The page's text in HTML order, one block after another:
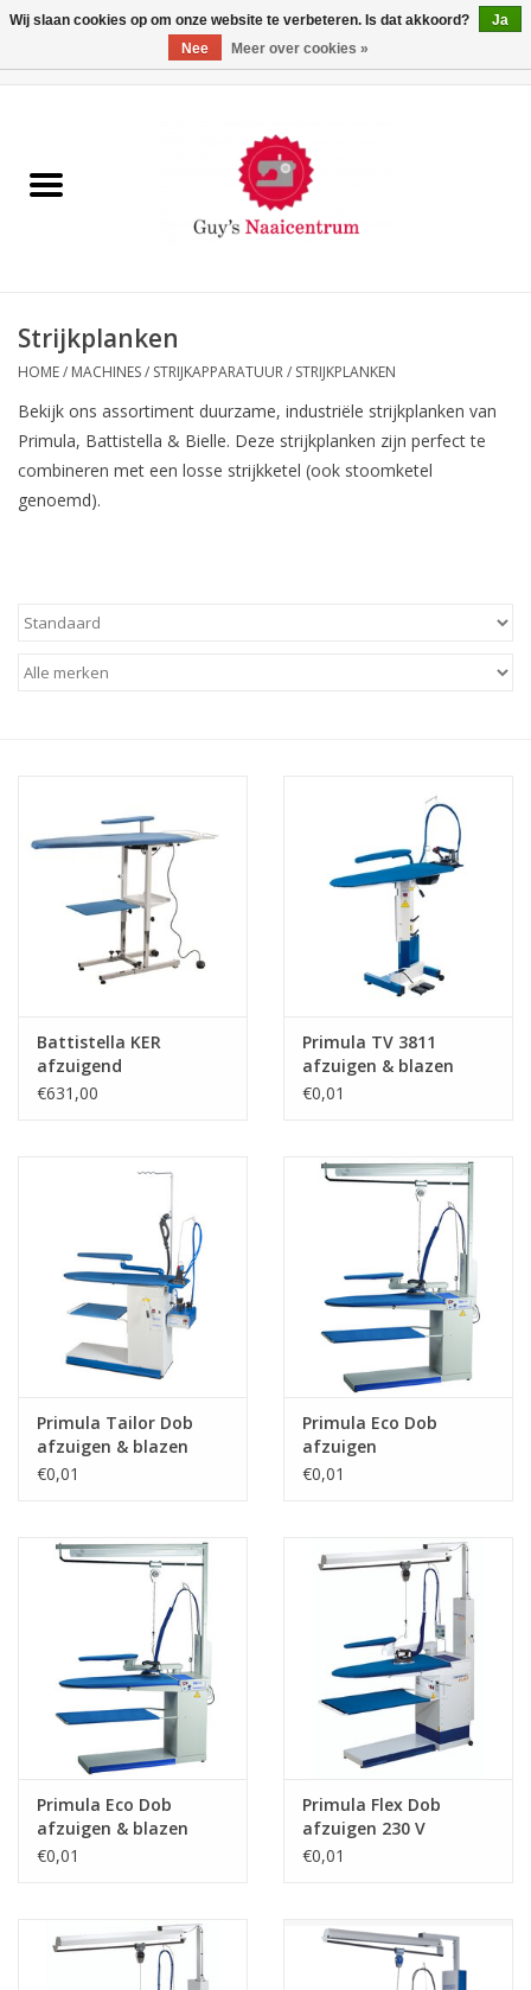
Machines
Paspoppen
Fournituren
Opbergsystemen
Workshop
Sale / Coupons
Tweedehands
Cadeaubonnen
Strijkplanken
HOME/ MACHINES/ STRIJKAPPARATUUR/ STRIJKPLANKEN
Bekijk ons assortiment duurzame, industriële strijkplanken van
Primula, Battistella & Bielle. Deze strijkplanken zijn perfect te
combineren met een losse strijkketel (ook stoomketel
genoemd).
Battistella KER
afzuigend
€631,00
Primula TV 3811
afzuigen & blazen
€0,01
Primula Tailor Dob
afzuigen & blazen
€0,01
Primula Eco Dob
afzuigen
€0,01
Primula Eco Dob
afzuigen & blazen
€0,01
Primula Flex Dob
afzuigen 230 V
€0,01
Wij slaan cookies op om onze website te verbeteren. Is dat akkoord?
Ja
Nee
Meer over cookies »